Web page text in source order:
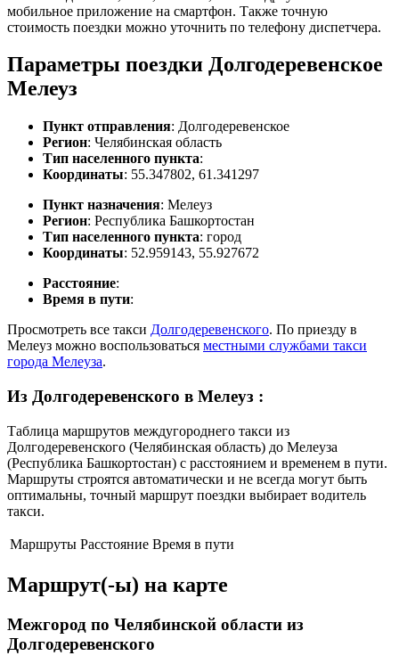
мобильное приложение на смартфон. Также точную
стоимость поездки можно уточнить по телефону диспетчера.
Параметры поездки Долгодеревенское
Мелеуз
Пункт отправления: Долгодеревенское
Регион: Челябинская область
Тип населенного пункта:
Координаты: 55.347802, 61.341297
Пункт назначения: Мелеуз
Регион: Республика Башкортостан
Тип населенного пункта: город
Координаты: 52.959143, 55.927672
Расстояние:
Время в пути:
Просмотреть все такси Долгодеревенского. По приезду в
Мелеуз можно воспользоваться местными службами такси
города Мелеуза.
Из Долгодеревенского в Мелеуз :
Таблица маршрутов междугороднего такси из
Долгодеревенского (Челябинская область) до Мелеуза
(Республика Башкортостан) с расстоянием и временем в пути.
Маршруты строятся автоматически и не всегда могут быть
оптимальны, точный маршрут поездки выбирает водитель
такси.
Маршруты Расстояние Время в пути
Маршрут(-ы) на карте
Межгород по Челябинской области из
Долгодеревенского